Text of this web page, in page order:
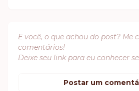
E você, o que achou do post? Me
comentários!
Deixe seu link para eu conhecer
Postar um